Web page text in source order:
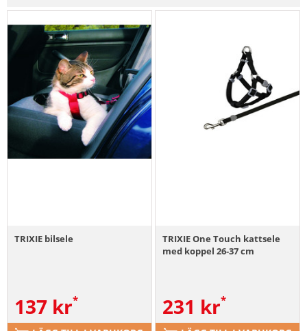
TRIXIE bilsele
137 kr
TRIXIE One Touch kattsele
med koppel 26-37 cm
231 kr